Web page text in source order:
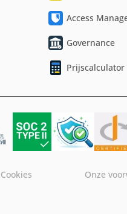
Access
Governance
Prijscalculator
Cookies Onze